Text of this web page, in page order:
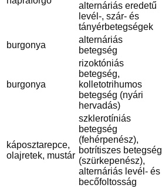
alternáriás eredetű
levél-, szár- és
tányérbetegségek
burgonya
alternáriás
betegség
burgonya
rizoktóniás
betegség,
kolletotrihumos
betegség (nyári
hervadás)
káposztarepce,
olajretek, mustár
szklerotíniás
betegség
(fehérpenész),
botrítiszes betegség
(szürkepenész),
alternáriás levél- és
becőfoltosság